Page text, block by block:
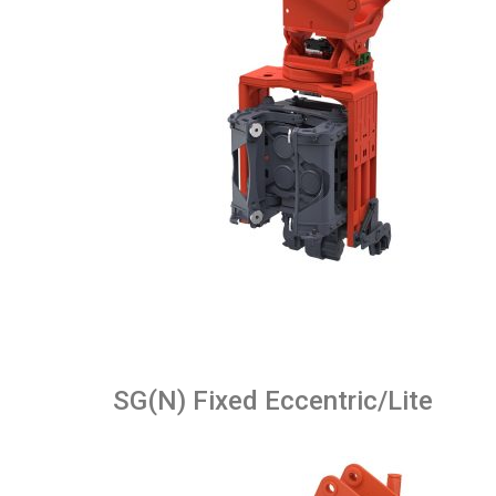
SG(N) Fixed Eccentric/Lite